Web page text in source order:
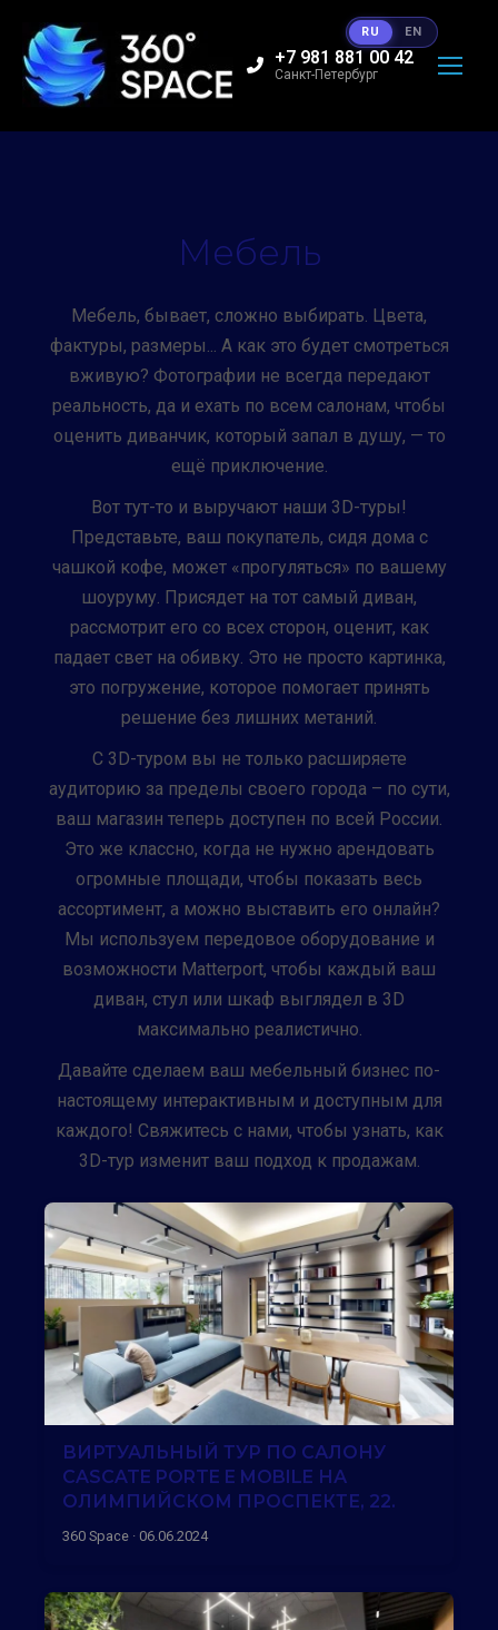
+7 981 881 00 42
Санкт-Петербург
Мебель
Мебель, бывает, сложно выбирать. Цвета,
фактуры, размеры... А как это будет смотреться
вживую? Фотографии не всегда передают
реальность, да и ехать по всем салонам, чтобы
оценить диванчик, который запал в душу, — то
ещё приключение.
Вот тут-то и выручают наши 3D-туры!
Представьте, ваш покупатель, сидя дома с
чашкой кофе, может «прогуляться» по вашему
шоуруму. Присядет на тот самый диван,
рассмотрит его со всех сторон, оценит, как
падает свет на обивку. Это не просто картинка,
это погружение, которое помогает принять
решение без лишних метаний.
С 3D-туром вы не только расширяете
аудиторию за пределы своего города – по сути,
ваш магазин теперь доступен по всей России.
Это же классно, когда не нужно арендовать
огромные площади, чтобы показать весь
ассортимент, а можно выставить его онлайн?
Мы используем передовое оборудование и
возможности Matterport, чтобы каждый ваш
диван, стул или шкаф выглядел в 3D
максимально реалистично.
Давайте сделаем ваш мебельный бизнес по-
настоящему интерактивным и доступным для
каждого! Свяжитесь с нами, чтобы узнать, как
3D-тур изменит ваш подход к продажам.
ВИРТУАЛЬНЫЙ ТУР ПО САЛОНУ
CASCATE PORTE E MOBILE НА
ОЛИМПИЙСКОМ ПРОСПЕКТЕ, 22.
360 Space · 06.06.2024
RU EN